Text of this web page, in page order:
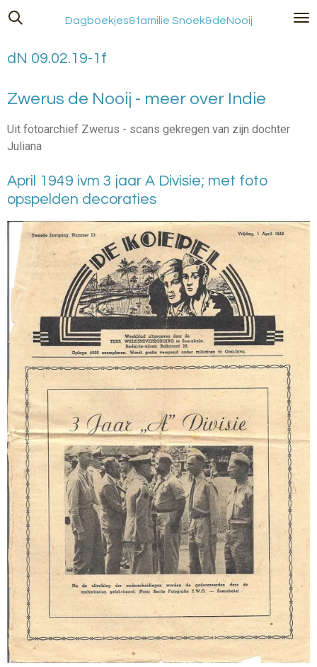
Ga
de
Dagboekjes&familie Snoek&deNooij
dN 09.02.19-1f
Zwerus de Nooij - meer over Indie
Uit fotoarchief Zwerus - scans gekregen van zijn dochter
Juliana
April 1949 ivm 3 jaar A Divisie; met foto
opspelden decoraties